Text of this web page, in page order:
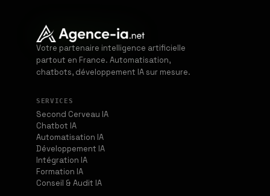
Votre partenaire intelligence artificielle
partout en France. Automatisation,
chatbots, développement IA sur mesure.
SERVICES
Second Cerveau IA
Chatbot IA
Automatisation IA
Développement IA
Intégration IA
Formation IA
Conseil & Audit IA